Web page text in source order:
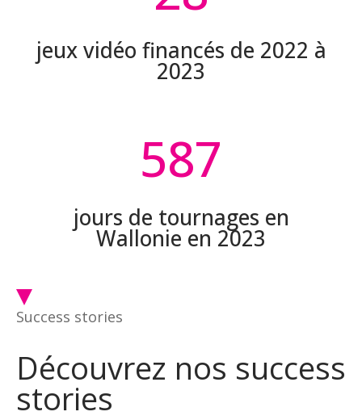
jeux vidéo financés de 2022 à
2023
587
jours de tournages en
Wallonie en 2023
Success stories
Découvrez nos success
stories